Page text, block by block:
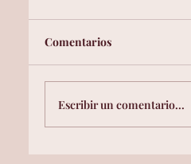
Comentarios
Escribir un comentario...